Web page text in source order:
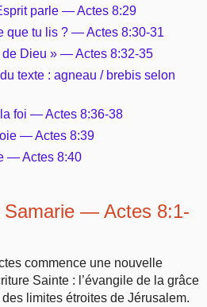
parle — Actes 8:29
que tu lis ? — Actes 8:30-31
de Dieu » — Actes 8:32-35
texte : agneau / brebis selon
foi — Actes 8:36-38
— Actes 8:39
— Actes 8:40
Samarie — Actes 8:1-
commence une nouvelle
Sainte : l’évangile de la grâce
limites étroites de Jérusalem.